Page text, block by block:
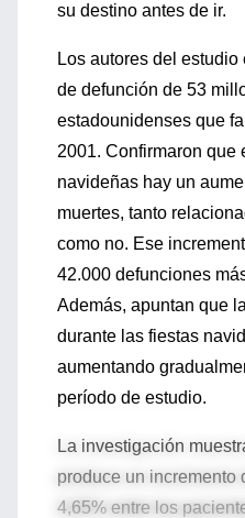
su destino antes de ir.
Los autores del
de defunción de 53
estadounidenses que
2001. Confirmaron que
navideñas hay un
muertes, tanto
como no. Ese
42.000 defunciones
Además, apuntan que
durante las fiestas
aumentando
período de estudio.
La investigación
produce un incremento
4,65% entre los